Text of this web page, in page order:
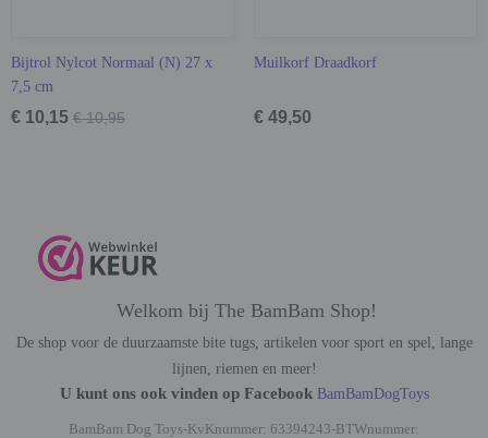
Bijtrol Nylcot Normaal (N) 27 x
7,5 cm
€ 10,15 € 10,95
Muilkorf Draadkorf
€ 49,50
Welkom bij The BamBam Shop!
De shop voor de duurzaamste bite tugs, artikelen voor sport en spel, lange
lijnen, riemen en meer!
U kunt ons ook vinden op Facebook BamBamDogToys
BamBam Dog Toys-KvKnummer: 63394243-BTWnummer: